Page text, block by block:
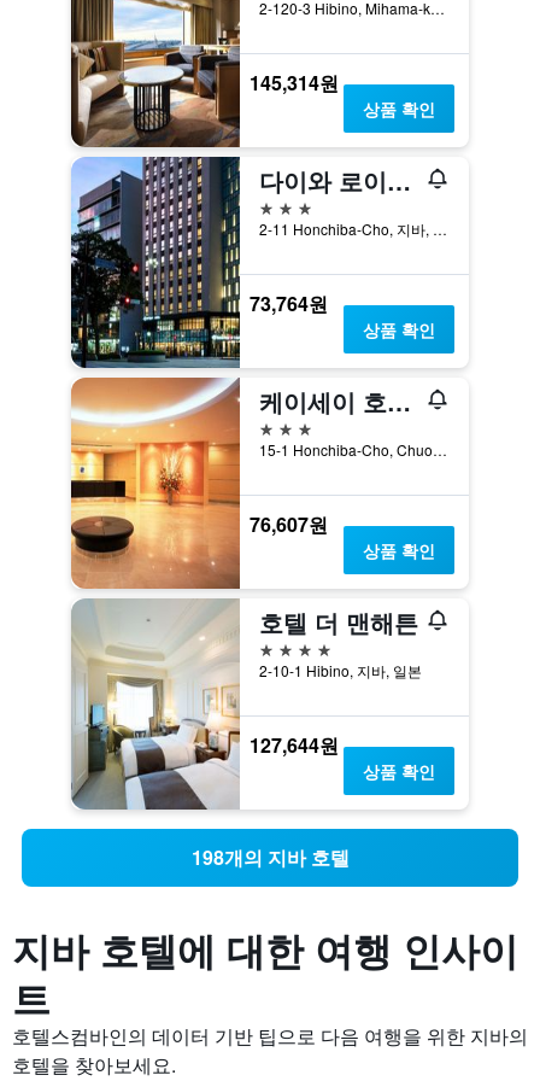
2-120-3 Hibino, Mihama-ku, 지바, 일본
145,314원
상품 확인
다이와 로이넷 호텔 지바-주오
3성급
2-11 Honchiba-Cho, 지바, 일본
73,764원
상품 확인
케이세이 호텔 미라마레
3성급
15-1 Honchiba-Cho, Chuo-ku, 지바, 일본
76,607원
상품 확인
호텔 더 맨해튼
4성급
2-10-1 Hibino, 지바, 일본
127,644원
상품 확인
198개의 지바 호텔
지바 호텔에 대한 여행 인사이
트
호텔스컴바인의 데이터 기반 팁으로 다음 여행을 위한 지바의
호텔을 찾아보세요.